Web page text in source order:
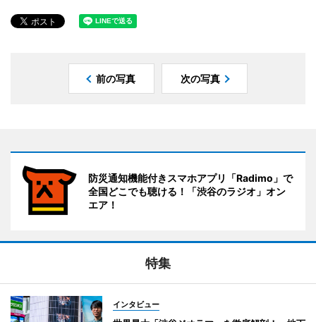
前の写真 次の写真
防災通知機能付きスマホアプリ「Radimo」で
全国どこでも聴ける！「渋谷のラジオ」オン
エア！
特集
インタビュー